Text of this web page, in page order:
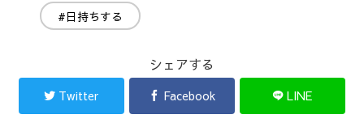
#日持ちする
シェアする
Twitter Facebook LINE